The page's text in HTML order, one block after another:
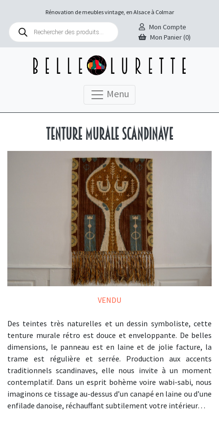
Rénovation de meubles vintage, en Alsace à Colmar
Recherche
produits
Mon Compte
Mon Panier (0)
Menu
Tenture murale scandinave
VENDU
Des teintes très naturelles et un dessin symboliste, cette
tenture murale rétro est douce et enveloppante. De belles
dimensions, le panneau est en laine et de jolie facture, la
trame est régulière et serrée. Production aux accents
traditionnels scandinaves, elle nous invite à un moment
contemplatif. Dans un esprit bohème voire wabi-sabi, nous
imaginons ce tissage au-dessus d’un canapé en laine ou d’une
enfilade danoise, réchauffant subtilement votre intérieur…